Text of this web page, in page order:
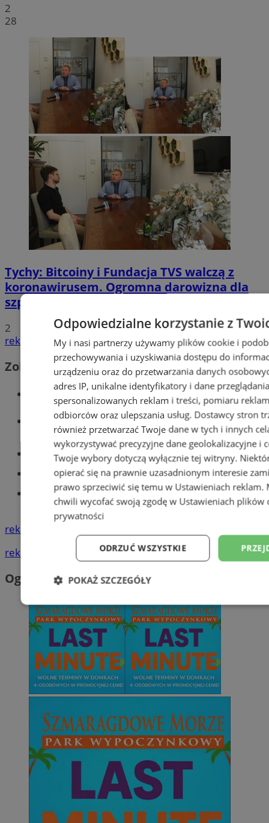
2
28
Tychy: Bitcoiny i Fundacja TVS walczą z
koronawirusem. Ogromna darowizna dla
szpitala
2
reklama
Zobacz również
Wiadomości kryminalne w Tychach
Wiadomości lokalne
Części samochodowe do -70%!
Tworzenie stron www - Tychy
Znajdź pracę - codziennie nowe
ogłoszenia
reklama
reklama
Ogłoszenia
Odpowiedzialne korzystanie z
My i nasi partnerzy używamy plików cookie i
przechowywania i uzyskiwania dostępu do
urządzeniu oraz do przetwarzania danych
adres IP, unikalne identyfikatory i dane
spersonalizowanych reklam i treści, pomiaru
odbiorców oraz ulepszania usług. Dostawcy stron
również przetwarzać Twoje dane w tych i innych
wykorzystywać precyzyjne dane geolokalizacyjne i
Twoje wybory dotyczą wyłącznie tej witryny.
opierać się na prawnie uzasadnionym interesie
prawo sprzeciwić się temu w Ustawieniach reklam.
chwili wycofać swoją zgodę w Ustawieniach plików
prywatności
ODRZUĆ WSZYSTKIE
POKAŻ SZCZEGÓŁY
Niezbędne Wydajność
Niesklasyfikowane
Niezbędne Wydajność Targetowanie
Niezbędne pliki cookie umożliwiają korzystanie z podstawowych
takich jak logowanie użytkownika i zarządzanie kontem. Bez
można prawidłowo korzystać ze strony internetowej.
Provider